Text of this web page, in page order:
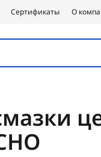
Сертификаты О